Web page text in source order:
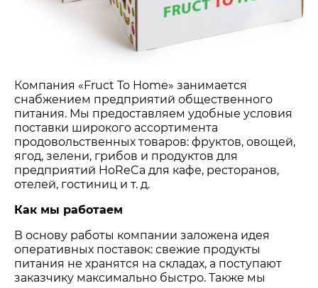
Компания «Fruct To Home» занимается
снабжением предприятий общественного
питания. Мы предоставляем удобные условия
поставки широкого ассортимента
продовольственных товаров: фруктов, овощей,
ягод, зелени, грибов и продуктов для
предприятий HoReCa для кафе, ресторанов,
отелей, гостиниц и т. д.
Как мы работаем
В основу работы компании заложена идея
оперативных поставок: свежие продукты
питания не хранятся на складах, а поступают
заказчику максимально быстро. Также мы